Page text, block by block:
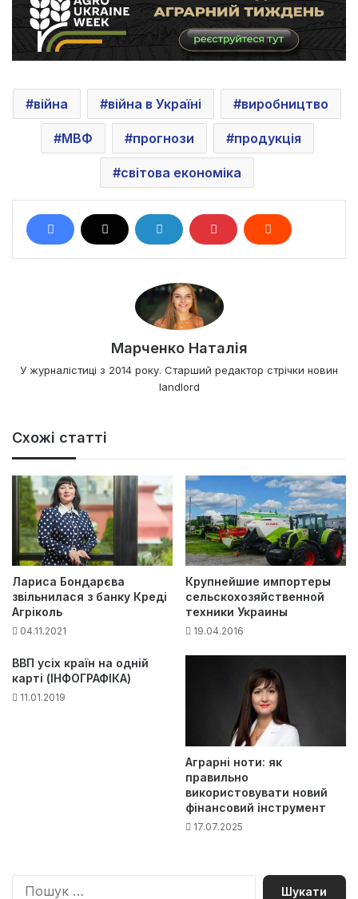
війна війна в Україні виробництво
МВФ прогнози продукція
світова економіка
Марченко Наталія
У журналістиці з 2014 року. Старший редактор стрічки новин
landlord
Схожі статті
Лариса Бондарєва
звільнилася з банку Креді
Агріколь
04.11.2021
Крупнейшие импортеры
сельскохозяйственной
техники Украины
19.04.2016
ВВП усіх країн на одній
карті (ІНФОГРАФІКА)
11.01.2019
Аграрні ноти: як
правильно
використовувати новий
фінансовий інструмент
17.07.2025
П